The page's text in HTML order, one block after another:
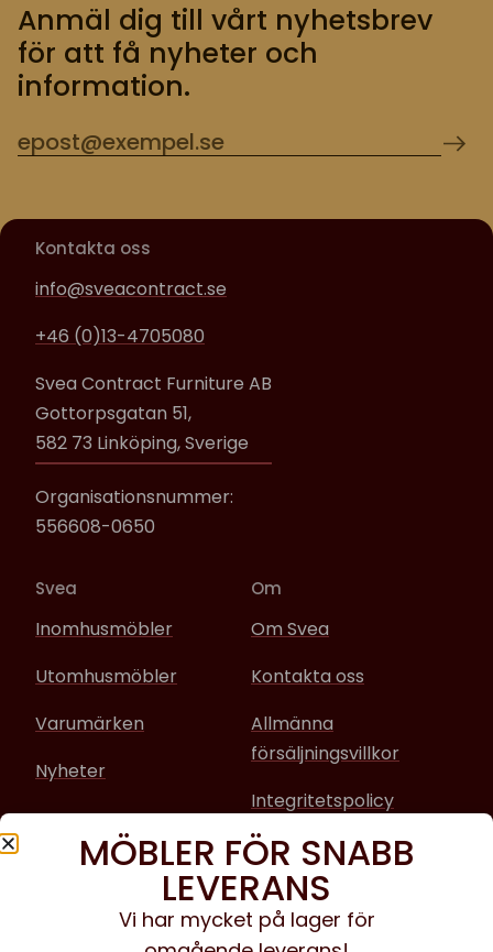
Anmäl dig till vårt nyhetsbrev
för att få nyheter och
information.
Kontakta oss
info@sveacontract.se
+46 (0)13-4705080
Svea Contract Furniture AB
Gottorpsgatan 51,
582 73 Linköping, Sverige
Organisationsnummer:
556608-0650
Svea
Inomhusmöbler
Utomhusmöbler
Varumärken
Nyheter
Om
Om Svea
Kontakta oss
Allmänna
försäljningsvillkor
Integritetspolicy
Sociala media
Facebook
MÖBLER FÖR SNABB
LEVERANS
Vi har mycket på lager för